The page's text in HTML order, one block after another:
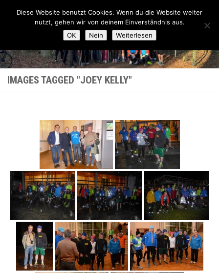
Zum Inhalt springen
Lauftreff-FN
IMAGES TAGGED "JOEY KELLY"
Diese Website benutzt Cookies. Wenn du die Website weiter
nutzt, gehen wir von deinem Einverständnis aus.
OK
Nein Weiterlesen